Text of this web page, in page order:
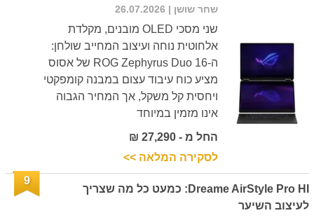
שחר שושן | 26.07.2026
שני מסכי OLED מובנים, מקלדת
אלחוטית נוחה ועיצוב המחייב שולחן:
ה-ROG Zephyrus Duo 16 של אסוס
מציע כוח עיבוד עצום במבנה קומפקטי
ויחסית קל משקל, אך המחיר הגבוה
אינו מזמין במיוחד
החל מ - 27,290 ₪
לסקירה המלאה >>
Dreame AirStyle Pro HI: כמעט כל מה שצריך
לעיצוב השיער
9